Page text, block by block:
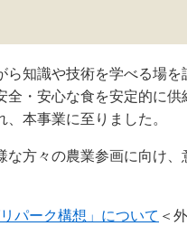
知識や技術を学べる場
・安心な食を安定的に
本事業に至りました。
方々の農業参画に向け
リパーク構想」について ＜